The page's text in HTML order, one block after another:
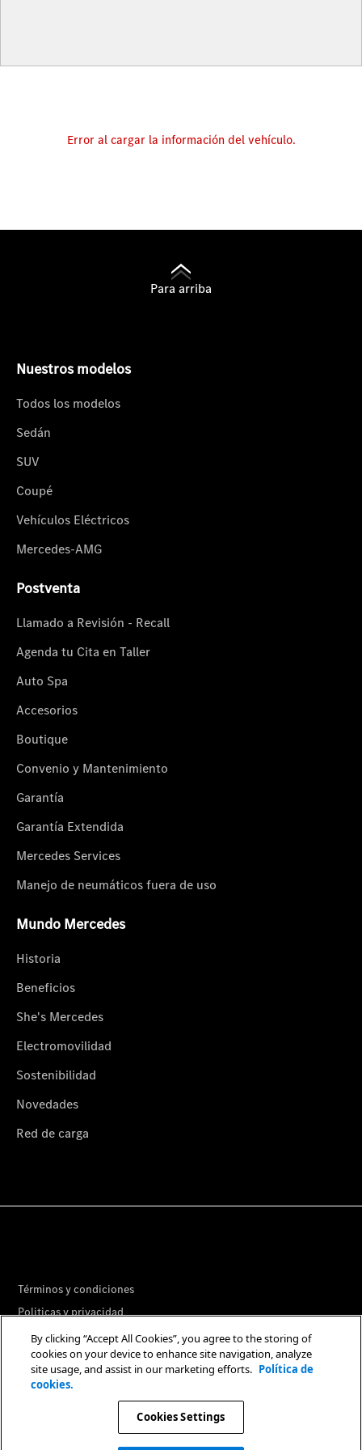
Error al cargar la información del vehículo.
Para arriba
Nuestros modelos
Todos los modelos
Sedán
SUV
Coupé
Vehículos Eléctricos
Mercedes-AMG
Postventa
Llamado a Revisión - Recall
Agenda tu Cita en Taller
Auto Spa
Accesorios
Boutique
Convenio y Mantenimiento
Garantía
Garantía Extendida
Mercedes Services
Manejo de neumáticos fuera de uso
Mundo Mercedes
Historia
Beneficios
She's Mercedes
Electromovilidad
Sostenibilidad
Novedades
Red de carga
Términos y condiciones
Politicas y privacidad
Libro de reclamaciones
Preferencias de Cookies
© 2026. Mercedes-Benz AG.
By clicking “Accept All Cookies”, you agree to the storing of
cookies on your device to enhance site navigation, analyze
site usage, and assist in our marketing efforts. Política de
cookies.
Cookies Settings